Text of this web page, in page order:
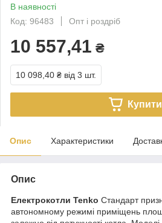
В наявності
Код: 96483
Опт і роздріб
10 557,41 ₴
10 098,40 ₴ від 3 шт.
Купити
Опис Характеристики
Опис
Електрокотли Tenko Стандарт
автономному режимі приміщень